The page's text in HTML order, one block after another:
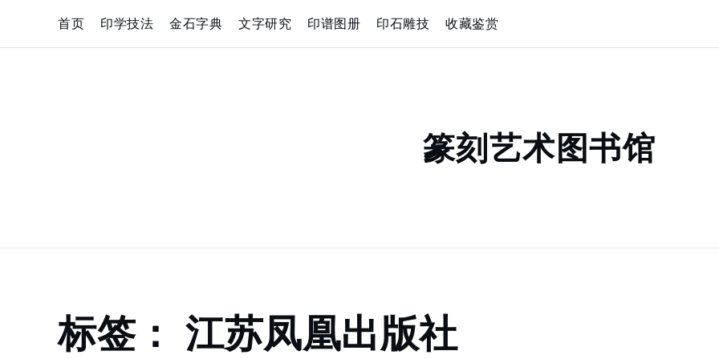
content
首页 印学技法 金石字典 文字研究 印谱图册 印石雕技 收藏鉴赏
篆刻艺术图书馆
Home
江
标签： 江苏凤凰出版社